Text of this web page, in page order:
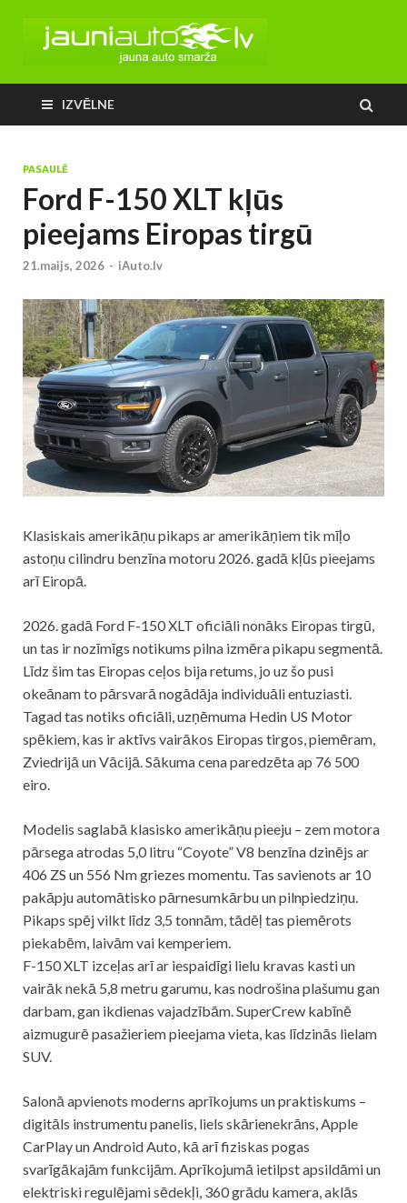
IZVĒLNE
PASAULĒ
Ford F-150 XLT kļūs
pieejams Eiropas tirgū
21.maijs, 2026 - iAuto.lv
Klasiskais amerikāņu pikaps ar amerikāņiem tik mīļo
astoņu cilindru benzīna motoru 2026. gadā kļūs pieejams
arī Eiropā.
2026. gadā Ford F-150 XLT oficiāli nonāks Eiropas tirgū,
un tas ir nozīmīgs notikums pilna izmēra pikapu segmentā.
Līdz šim tas Eiropas ceļos bija retums, jo uz šo pusi
okeānam to pārsvarā nogādāja individuāli entuziasti.
Tagad tas notiks oficiāli, uzņēmuma Hedin US Motor
spēkiem, kas ir aktīvs vairākos Eiropas tirgos, piemēram,
Zviedrijā un Vācijā. Sākuma cena paredzēta ap 76 500
eiro.
Modelis saglabā klasisko amerikāņu pieeju – zem motora
pārsega atrodas 5,0 litru “Coyote” V8 benzīna dzinējs ar
406 ZS un 556 Nm griezes momentu. Tas savienots ar 10
pakāpju automātisko pārnesumkārbu un pilnpiedziņu.
Pikaps spēj vilkt līdz 3,5 tonnām, tādēļ tas piemērots
piekabēm, laivām vai kemperiem.
F-150 XLT izceļas arī ar iespaidīgi lielu kravas kasti un
vairāk nekā 5,8 metru garumu, kas nodrošina plašumu gan
darbam, gan ikdienas vajadzībām. SuperCrew kabīnē
aizmugurē pasažieriem pieejama vieta, kas līdzinās lielam
SUV.
Salonā apvienots moderns aprīkojums un praktiskums –
digitāls instrumentu panelis, liels skārienekrāns, Apple
CarPlay un Android Auto, kā arī fiziskas pogas
svarīgākajām funkcijām. Aprīkojumā ietilpst apsildāmi un
elektriski regulējami sēdekļi, 360 grādu kamera, aklās